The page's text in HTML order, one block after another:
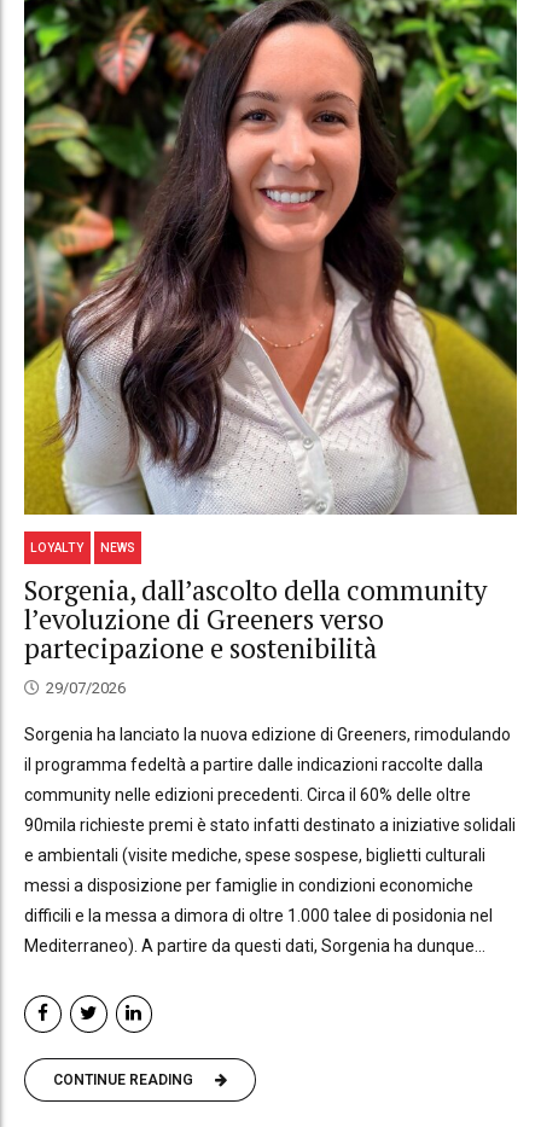
LOYALTY NEWS
Sorgenia, dall’ascolto della community
l’evoluzione di Greeners verso
partecipazione e sostenibilità
29/07/2026
Sorgenia ha lanciato la nuova edizione di Greeners, rimodulando
il programma fedeltà a partire dalle indicazioni raccolte dalla
community nelle edizioni precedenti. Circa il 60% delle oltre
90mila richieste premi è stato infatti destinato a iniziative solidali
e ambientali (visite mediche, spese sospese, biglietti culturali
messi a disposizione per famiglie in condizioni economiche
difficili e la messa a dimora di oltre 1.000 talee di posidonia nel
Mediterraneo). A partire da questi dati, Sorgenia ha dunque...
CONTINUE READING